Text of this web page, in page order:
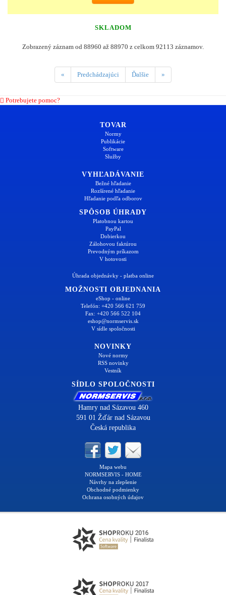
SKLADOM
Zobrazený záznam od 88960 až 88970 z celkom 92113 záznamov.
« Predchádzajúci Ďalšie »
Potrebujete pomoc?
TOVAR
Normy
Publikácie
Software
Služby
VYHĽADÁVANIE
Bežné hľadanie
Rozšírené hľadanie
Hľadanie podľa odborov
SPÔSOB ÚHRADY
Platobnou kartou
PayPal
Dobierkou
Zálohovou faktúrou
Prevodným príkazom
V hotovosti
Úhrada objednávky - platba online
MOŽNOSTI OBJEDNANIA
eShop - online
Telefón: +420 566 621 759
Fax: +420 566 522 104
eshop@normservis.sk
V sídle spoločnosti
NOVINKY
Nové normy
RSS novinky
Vestník
SÍDLO SPOLOČNOSTI
Hamry nad Sázavou 460
591 01 Žďár nad Sázavou
Česká republika
Mapa webu
NORMSERVIS - HOME
Návrhy na zlepšenie
Obchodné podmienky
Ochrana osobných údajov